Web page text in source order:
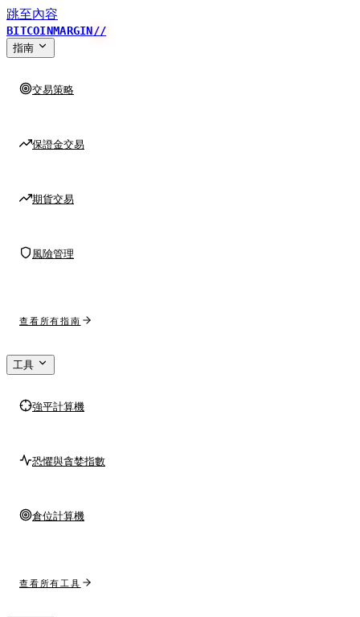
跳至內容
BITCOINMARGIN//
指南
交易策略
保證金交易
期貨交易
風險管理
查看所有指南
工具
強平計算機
恐懼與貪婪指數
倉位計算機
查看所有工具